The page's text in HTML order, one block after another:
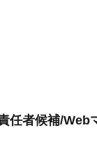
任者候補/